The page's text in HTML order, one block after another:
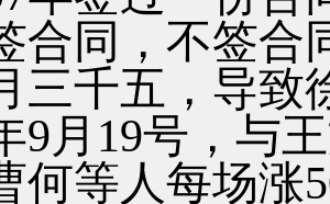
合同，不签合
三千五，导致
9月19号，与
何等人每场涨